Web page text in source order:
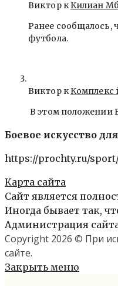
Виктор кКилиан
Ранее сообщалось,
футбола.
Виктор кКомплекс
В этом положении
Боевое искусство
https://prochty.ru/
Карта сайта
Сайт является
Иногда бывает так,
Администрация
Copyright 2026 © При
сайте.
Закрыть меню